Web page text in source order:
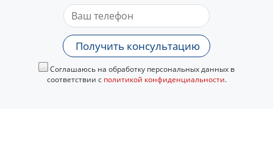
Получить консультацию
Соглашаюсь на обработку персональных данных в
соответствии с политикой конфиденциальности.